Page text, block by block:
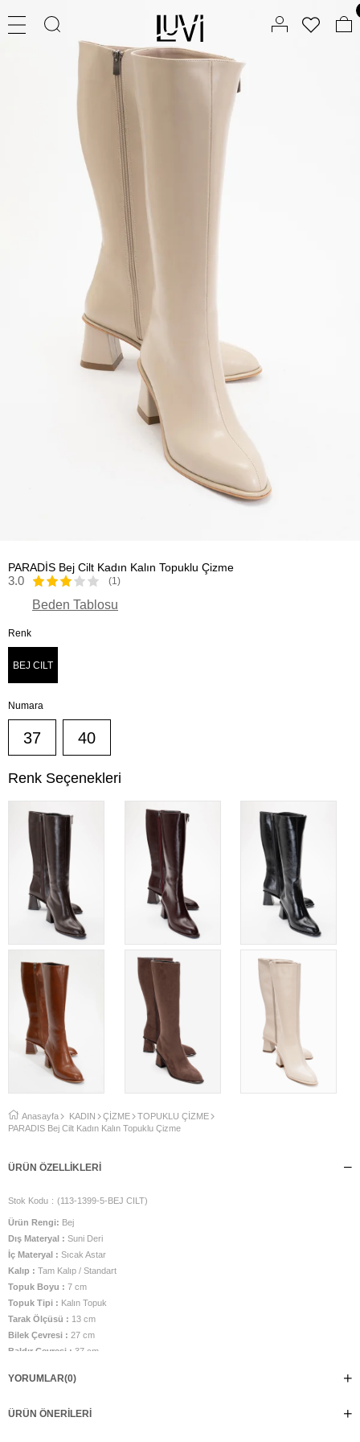
PARADİS Bej Cilt Kadın Kalın Topuklu Çizme
3.0 (1)
Beden Tablosu
Renk
BEJ CILT
Numara
37 40
Renk Seçenekleri
Anasayfa KADIN ÇİZME
TOPUKLU ÇİZME
PARADİS Bej Cilt Kadın Kalın Topuklu Çizme
ÜRÜN ÖZELLIKLERI
Stok Kodu (113-1399-5-BEJ CILT)
Ürün Rengi: Bej
Dış Materyal : Suni Deri
İç Materyal : Sıcak Astar
Kalıp : Tam Kalıp / Standart
Topuk Boyu : 7 cm
Topuk Tipi : Kalın Topuk
Tarak Ölçüsü : 13 cm
Bilek Çevresi : 27 cm
Baldır Çevresi : 37 cm
İç Taban Ölçüsü :
Üretim Yeri :Türkiye
YORUMLAR(0)
ÜRÜN ÖNERILERI